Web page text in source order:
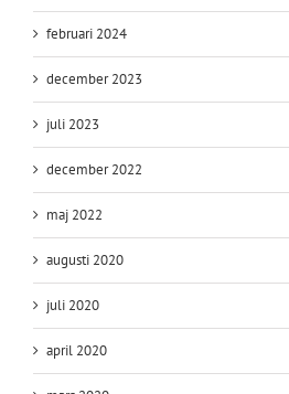
februari 2024
december 2023
juli 2023
december 2022
maj 2022
augusti 2020
juli 2020
april 2020